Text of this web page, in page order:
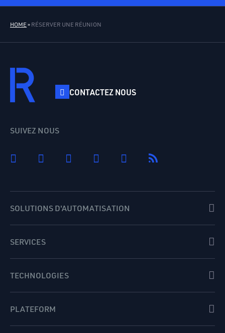
HOME» RÉSERVER UNE RÉUNION
CONTACTEZ NOUS
SUIVEZ NOUS
SOLUTIONS D'AUTOMATISATION
SERVICES
TECHNOLOGIES
PLATEFORM